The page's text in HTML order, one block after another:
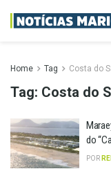
Home Tag Costa do
Tag: Costa do
do
POR